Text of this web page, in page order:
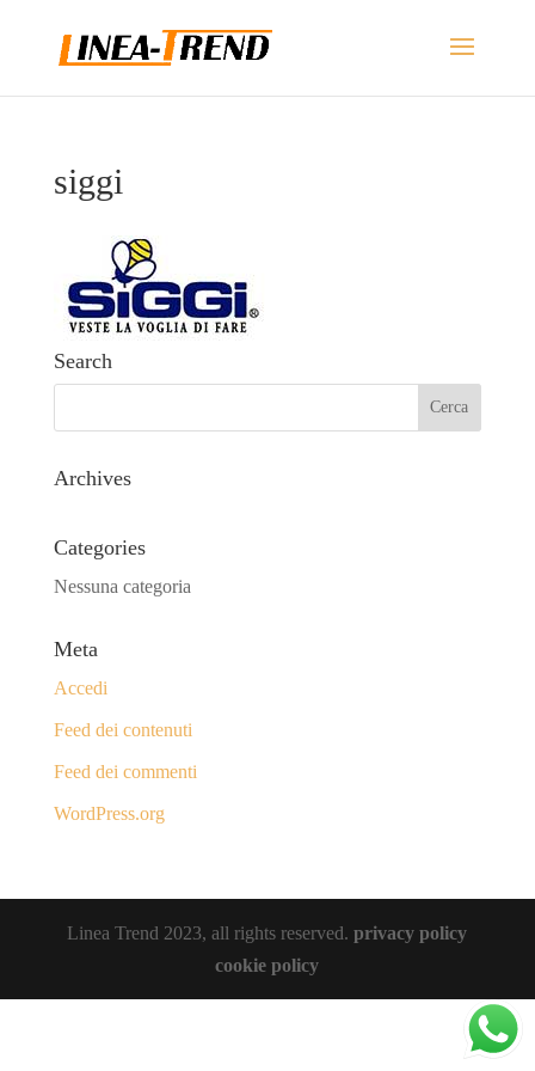
siggi
Search
Archives
Categories
Nessuna categoria
Meta
Accedi
Feed dei contenuti
Feed dei commenti
WordPress.org
Linea Trend 2023, all rights reserved.privacy policy
cookie policy